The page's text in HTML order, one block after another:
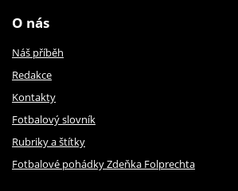
O nás
Náš příběh
Redakce
Kontakty
Fotbalový slovník
Rubriky a štítky
Fotbalové pohádky Zdeňka Folprechta